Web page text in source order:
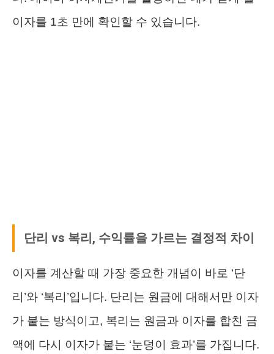
이자를 1초 만에 확인할 수 있습니다.
단리 vs 복리, 수익률을 가르는 결정적 차이
이자를 계산할 때 가장 중요한 개념이 바로 ‘단
리’와 ‘복리’입니다. 단리는 원금에 대해서만 이자
가 붙는 방식이고, 복리는 원금과 이자를 합친 금
액에 다시 이자가 붙는 ‘눈덩이 효과’를 가집니다.